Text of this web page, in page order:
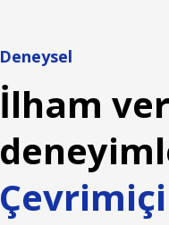
Deneysel
İlham
Çevrimiçi